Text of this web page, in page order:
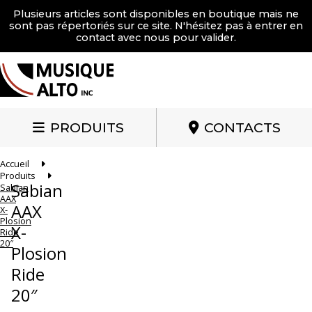
Plusieurs articles sont disponibles en boutique mais ne
sont pas répertoriés sur ce site. N'hésitez pas à entrer en
contact avec nous pour valider.
PRODUITS CONTACTS
Accueil
Produits
Sabian
AAX
X-
Plosion
Ride
20″
Sabian
AAX
X-
Plosion
Ride
20″